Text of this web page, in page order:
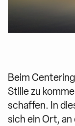
Beim
Stille zu
schaffen. In
sich ein Ort, an